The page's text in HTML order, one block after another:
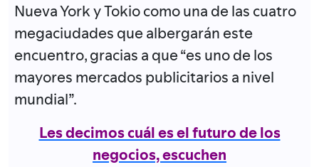
Nueva York y Tokio como una de las cuatro
megaciudades que albergarán este
encuentro, gracias a que “es uno de los
mayores mercados publicitarios a nivel
mundial”.
Les decimos cuál es el futuro de los
negocios, escuchen